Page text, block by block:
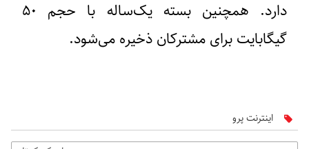
دارد. همچنین بسته یک‌ساله با حجم ۵۰
گیگابایت برای مشترکان ذخیره می‌شود.
اینترنت پرو